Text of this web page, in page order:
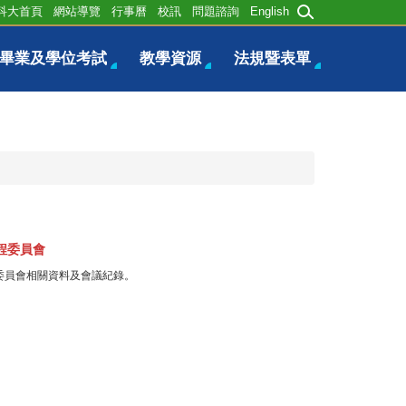
畢業及學位考試 教學資源 法規暨表單
大首頁 網站導覽 行事曆 校訊 問題諮詢 English
委員會
會相關資料及會議紀錄。